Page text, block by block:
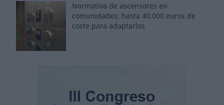
Normativa de ascensores en
comunidades: hasta 40.000 euros de
coste para adaptarlos